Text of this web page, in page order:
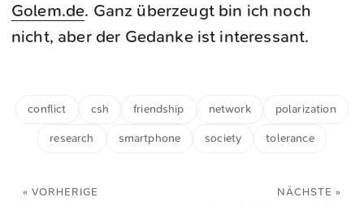
Golem.de. Ganz überzeugt bin ich noch
nicht, aber der Gedanke ist interessant.
conflict csh friendship network polarization
research smartphone society tolerance
« VORHERIGE NÄCHSTE »